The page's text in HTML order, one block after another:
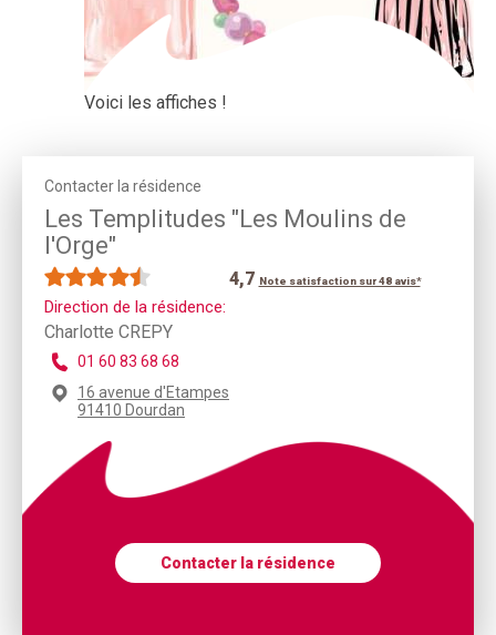
Voici les affiches !
Contacter la résidence
Les Templitudes "Les Moulins de
l'Orge"
4,7 Note satisfaction sur 48 avis*
Direction de la résidence:
Charlotte CREPY
01 60 83 68 68
16 avenue d'Etampes
91410 Dourdan
Contacter la résidence